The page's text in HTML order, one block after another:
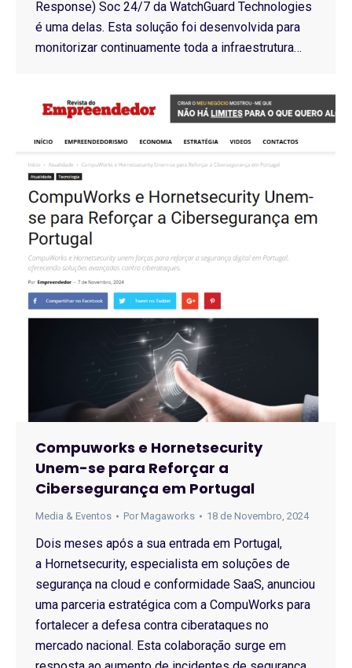
Response) Soc 24/7 da WatchGuard Technologies
é uma delas. Esta solução foi desenvolvida para
monitorizar continuamente toda a infraestrutura…
Compuworks e Hornetsecurity
Unem-se para Reforçar a
Cibersegurança em Portugal
Media & Eventos Por Magaworks 18 de Novembro, 2024
Dois meses após a sua entrada em Portugal,
a Hornetsecurity, especialista em soluções de
segurança na cloud e conformidade SaaS, anunciou
uma parceria estratégica com a CompuWorks para
fortalecer a defesa contra ciberataques no
mercado nacional. Esta colaboração surge em